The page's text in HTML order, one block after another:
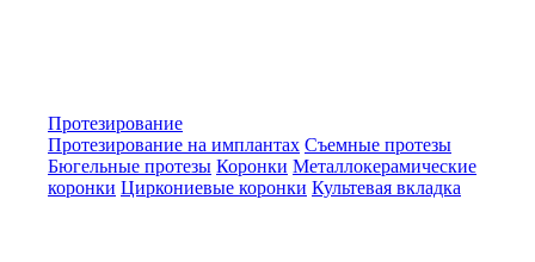
Протезирование
Протезирование на имплантах Съемные протезы
Бюгельные протезы Коронки Металлокерамические
коронки Циркониевые коронки Культевая вкладка